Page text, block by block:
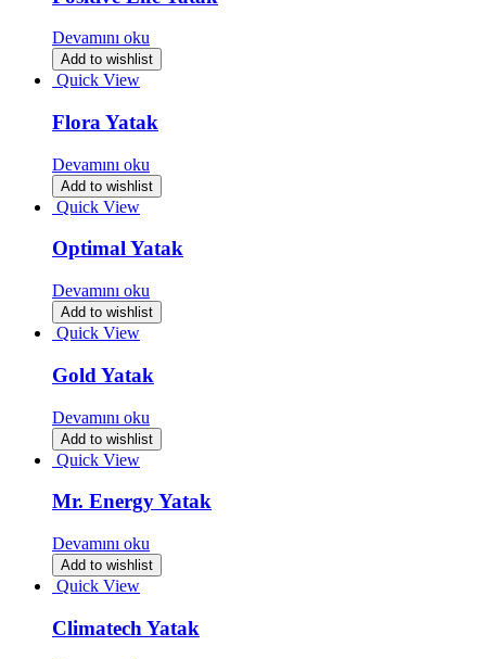
Devamını oku
Add to wishlist
Quick View
Flora Yatak
Devamını oku
Add to wishlist
Quick View
Optimal Yatak
Devamını oku
Add to wishlist
Quick View
Gold Yatak
Devamını oku
Add to wishlist
Quick View
Mr. Energy Yatak
Devamını oku
Add to wishlist
Quick View
Climatech Yatak